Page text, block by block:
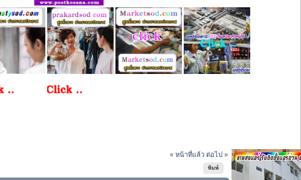
« หน้าที่แล้ว ต่อไป »
พิมพ์